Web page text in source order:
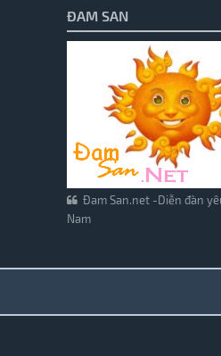
ĐAM SAN
Đam San.net -Diễn đàn
Nam